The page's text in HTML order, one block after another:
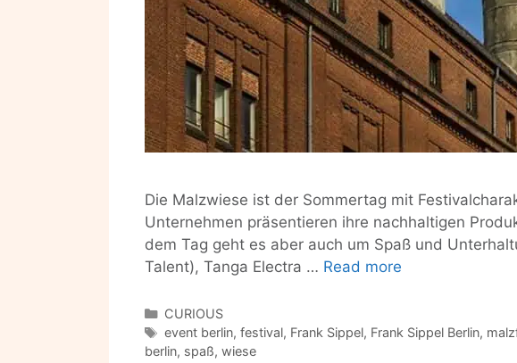
Die Malzwiese ist der Sommertag mit
Unternehmen präsentieren ihre nachhaltigen
dem Tag geht es aber auch um Spaß und
Talent), Tanga Electra … Read more
Die
Categories
CURIOUS
Tags
event berlin, festival, Frank Sippel, Frank Sippel Berlin,
berlin, spaß, wiese